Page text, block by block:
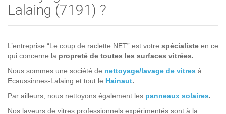
Lalaing (7191) ?
L’entreprise “Le coup de raclette.NET” est votre spécialiste en ce
qui concerne la propreté de toutes les surfaces vitrées.
Nous sommes une société de nettoyage/lavage de vitres à
Ecaussinnes-Lalaing et tout le Hainaut.
Par ailleurs, nous nettoyons également les panneaux solaires.
Nos laveurs de vitres professionnels expérimentés sont à la